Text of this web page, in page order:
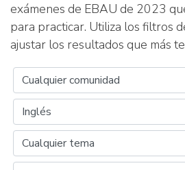
exámenes de EBAU de 2023
para practicar. Utiliza los filtros
ajustar los resultados que más